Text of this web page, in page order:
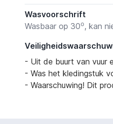
Wasvoorschrift
Wasbaar op 30o, kan
- Uit de buurt van vuur
- Was het kledingstuk
- Waarschuwing! Dit